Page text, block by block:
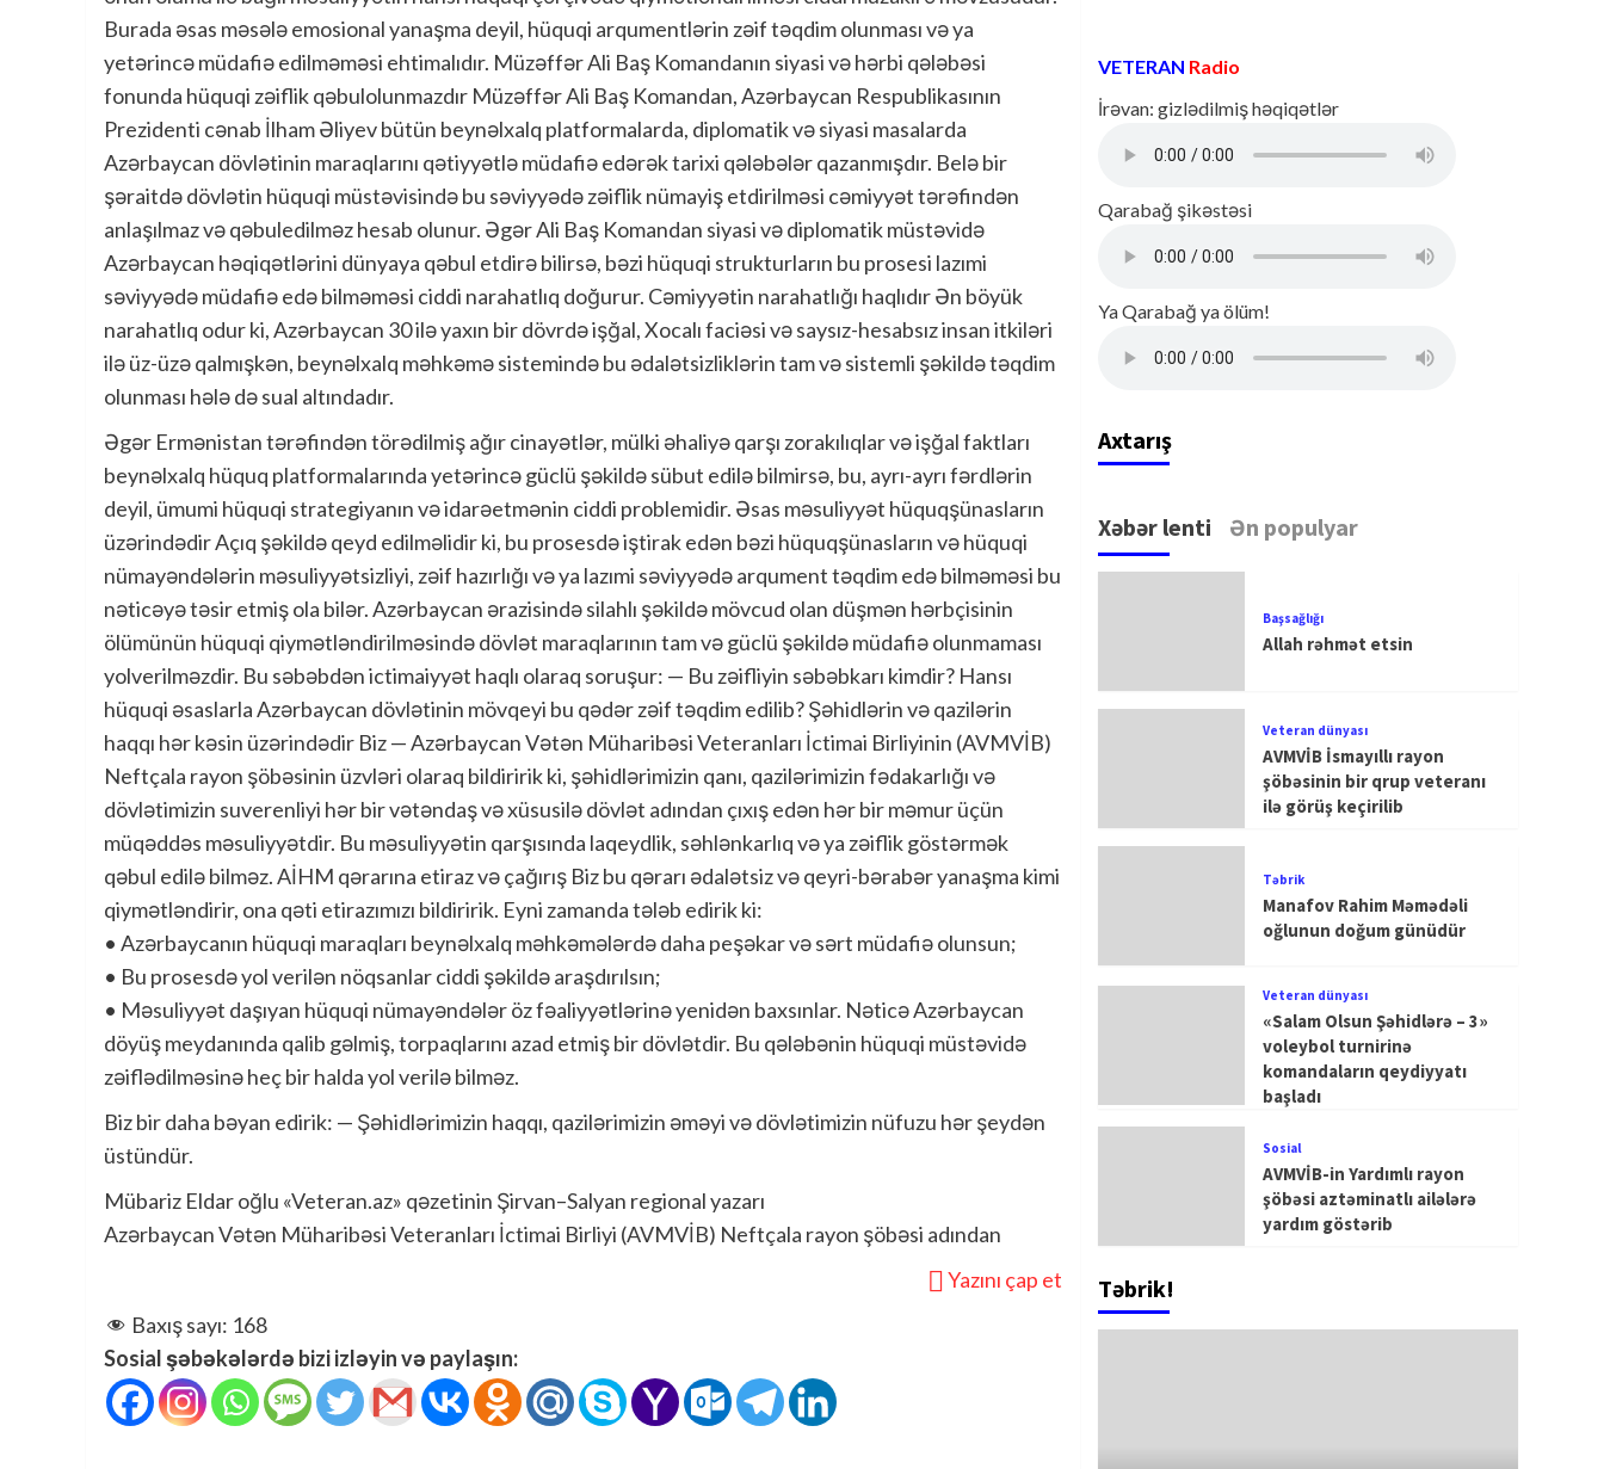
Burada əsas məsələ emosional yanaşma deyil, hüquqi arqumentlərin zəif təqdim olunması və ya
yetərincə müdafiə edilməməsi ehtimalıdır. Müzəffər Ali Baş Komandanın siyasi və hərbi qələbəsi
fonunda hüquqi zəiflik qəbulolunmazdır Müzəffər Ali Baş Komandan, Azərbaycan Respublikasının
Prezidenti cənab İlham Əliyev bütün beynəlxalq platformalarda, diplomatik və siyasi masalarda
Azərbaycan dövlətinin maraqlarını qətiyyətlə müdafiə edərək tarixi qələbələr qazanmışdır. Belə bir
şəraitdə dövlətin hüquqi müstəvisində bu səviyyədə zəiflik nümayiş etdirilməsi cəmiyyət tərəfindən
anlaşılmaz və qəbuledilməz hesab olunur. Əgər Ali Baş Komandan siyasi və diplomatik müstəvidə
Azərbaycan həqiqətlərini dünyaya qəbul etdirə bilirsə, bəzi hüquqi strukturların bu prosesi lazımi
səviyyədə müdafiə edə bilməməsi ciddi narahatlıq doğurur. Cəmiyyətin narahatlığı haqlıdır Ən böyük
narahatlıq odur ki, Azərbaycan 30 ilə yaxın bir dövrdə işğal, Xocalı faciəsi və saysız-hesabsız insan itkiləri
ilə üz-üzə qalmışkən, beynəlxalq məhkəmə sistemində bu ədalətsizliklərin tam və sistemli şəkildə təqdim
olunması hələ də sual altındadır.
Əgər Ermənistan tərəfindən törədilmiş ağır cinayətlər, mülki əhaliyə qarşı zorakılıqlar və işğal faktları
beynəlxalq hüquq platformalarında yetərincə güclü şəkildə sübut edilə bilmirsə, bu, ayrı-ayrı fərdlərin
deyil, ümumi hüquqi strategiyanın və idarəetmənin ciddi problemidir. Əsas məsuliyyət hüquqşünasların
üzərindədir Açıq şəkildə qeyd edilməlidir ki, bu prosesdə iştirak edən bəzi hüquqşünasların və hüquqi
nümayəndələrin məsuliyyətsizliyi, zəif hazırlığı və ya lazımi səviyyədə arqument təqdim edə bilməməsi bu
nəticəyə təsir etmiş ola bilər. Azərbaycan ərazisində silahlı şəkildə mövcud olan düşmən hərbçisinin
ölümünün hüquqi qiymətləndirilməsində dövlət maraqlarının tam və güclü şəkildə müdafiə olunmaması
yolverilməzdir. Bu səbəbdən ictimaiyyət haqlı olaraq soruşur: — Bu zəifliyin səbəbkarı kimdir? Hansı
hüquqi əsaslarla Azərbaycan dövlətinin mövqeyi bu qədər zəif təqdim edilib? Şəhidlərin və qazilərin
haqqı hər kəsin üzərindədir Biz — Azərbaycan Vətən Müharibəsi Veteranları İctimai Birliyinin (AVMVİB)
Neftçala rayon şöbəsinin üzvləri olaraq bildiririk ki, şəhidlərimizin qanı, qazilərimizin fədakarlığı və
dövlətimizin suverenliyi hər bir vətəndaş və xüsusilə dövlət adından çıxış edən hər bir məmur üçün
müqəddəs məsuliyyətdir. Bu məsuliyyətin qarşısında laqeydlik, səhlənkarlıq və ya zəiflik göstərmək
qəbul edilə bilməz. AİHM qərarına etiraz və çağırış Biz bu qərarı ədalətsiz və qeyri-bərabər yanaşma kimi
qiymətləndirir, ona qəti etirazımızı bildiririk. Eyni zamanda tələb edirik ki:
• Azərbaycanın hüquqi maraqları beynəlxalq məhkəmələrdə daha peşəkar və sərt müdafiə olunsun;
• Bu prosesdə yol verilən nöqsanlar ciddi şəkildə araşdırılsın;
• Məsuliyyət daşıyan hüquqi nümayəndələr öz fəaliyyətlərinə yenidən baxsınlar. Nəticə Azərbaycan
döyüş meydanında qalib gəlmiş, torpaqlarını azad etmiş bir dövlətdir. Bu qələbənin hüquqi müstəvidə
zəiflədilməsinə heç bir halda yol verilə bilməz.
Biz bir daha bəyan edirik: — Şəhidlərimizin haqqı, qazilərimizin əməyi və dövlətimizin nüfuzu hər şeydən
üstündür.
Mübariz Eldar oğlu «Veteran.az» qəzetinin Şirvan–Salyan regional yazarı
Azərbaycan Vətən Müharibəsi Veteranları İctimai Birliyi (AVMVİB) Neftçala rayon şöbəsi adından
Yazını çap et
Baxış sayı: 168
Sosial şəbəkələrdə bizi izləyin və paylaşın:
VETERAN Radio
İrəvan: gizlədilmiş həqiqətlər
Qarabağ şikəstəsi
Ya Qarabağ ya ölüm!
Axtarış
Xəbər lenti Ən populyar
Başsağlığı
Allah rəhmət etsin
Veteran dünyası
AVMVİB İsmayıllı rayon
şöbəsinin bir qrup veteranı
ilə görüş keçirilib
Təbrik
Manafov Rahim Məmədəli
oğlunun doğum günüdür
Veteran dünyası
«Salam Olsun Şəhidlərə – 3»
voleybol turnirinə
komandaların qeydiyyatı
başladı
Sosial
AVMVİB-in Yardımlı rayon
şöbəsi aztəminatlı ailələrə
yardım göstərib
Təbrik!